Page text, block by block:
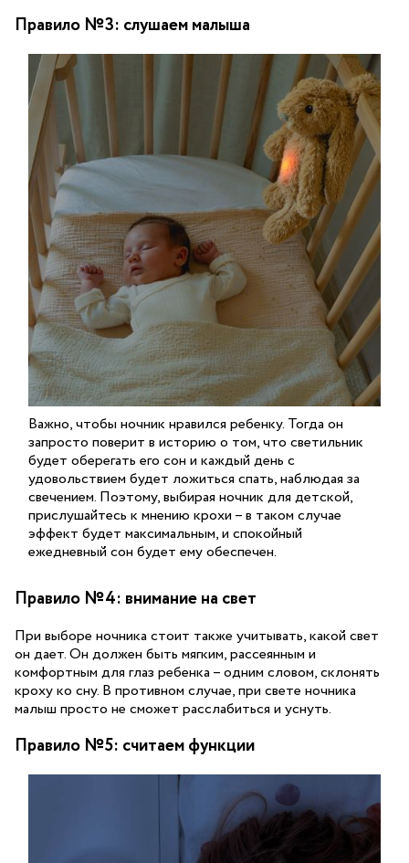
Правило №3: слушаем малыша
Важно, чтобы ночник нравился ребенку. Тогда он
запросто поверит в историю о том, что светильник
будет оберегать его сон и каждый день с
удовольствием будет ложиться спать, наблюдая за
свечением. Поэтому, выбирая ночник для детской,
прислушайтесь к мнению крохи – в таком случае
эффект будет максимальным, и спокойный
ежедневный сон будет ему обеспечен.
Правило №4: внимание на свет
При выборе ночника стоит также учитывать, какой свет
он дает. Он должен быть мягким, рассеянным и
комфортным для глаз ребенка – одним словом, склонять
кроху ко сну. В противном случае, при свете ночника
малыш просто не сможет расслабиться и уснуть.
Правило №5: считаем функции